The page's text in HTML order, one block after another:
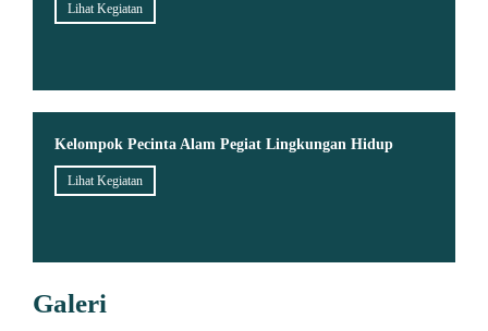
Lihat Kegiatan
Kelompok Pecinta Alam Pegiat Lingkungan Hidup
Lihat Kegiatan
Galeri